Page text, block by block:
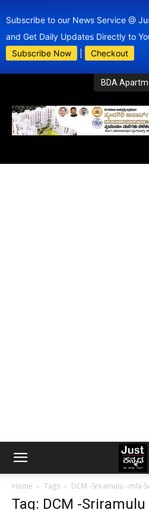
Subscribe to our News Service @
and Get Daily Updates Directly to
Subscribe Now
Checkout
BDA
Home Tags DCM -Sriramulu –mla-
Tag: DCM -